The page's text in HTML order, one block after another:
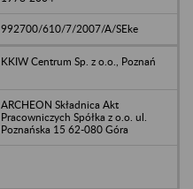
992700/610/7/2007/A/SEke
KKIW Centrum Sp. z o.o., Poznań
ARCHEON Składnica Akt
Pracowniczych Spółka z o.o. ul.
Poznańska 15 62-080 Góra